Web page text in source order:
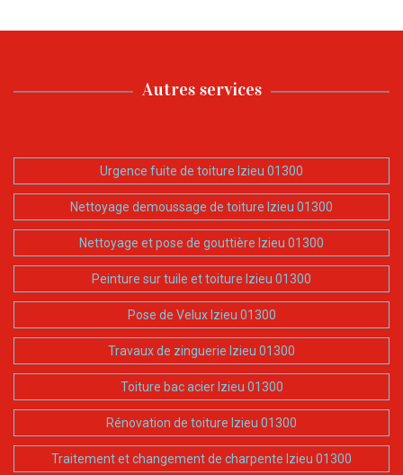
Autres services
Urgence fuite de toiture Izieu 01300
Nettoyage demoussage de toiture Izieu 01300
Nettoyage et pose de gouttière Izieu 01300
Peinture sur tuile et toiture Izieu 01300
Pose de Velux Izieu 01300
Travaux de zinguerie Izieu 01300
Toiture bac acier Izieu 01300
Rénovation de toiture Izieu 01300
Traitement et changement de charpente Izieu 01300